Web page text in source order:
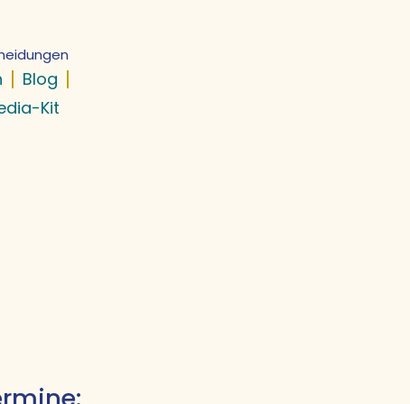
Blog
Kit